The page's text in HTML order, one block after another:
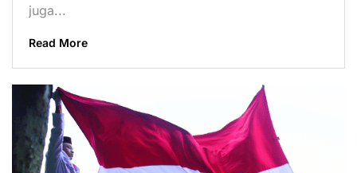
juga...
Read More